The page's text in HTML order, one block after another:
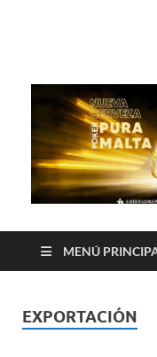
MENÚ
EXPORTACIÓN